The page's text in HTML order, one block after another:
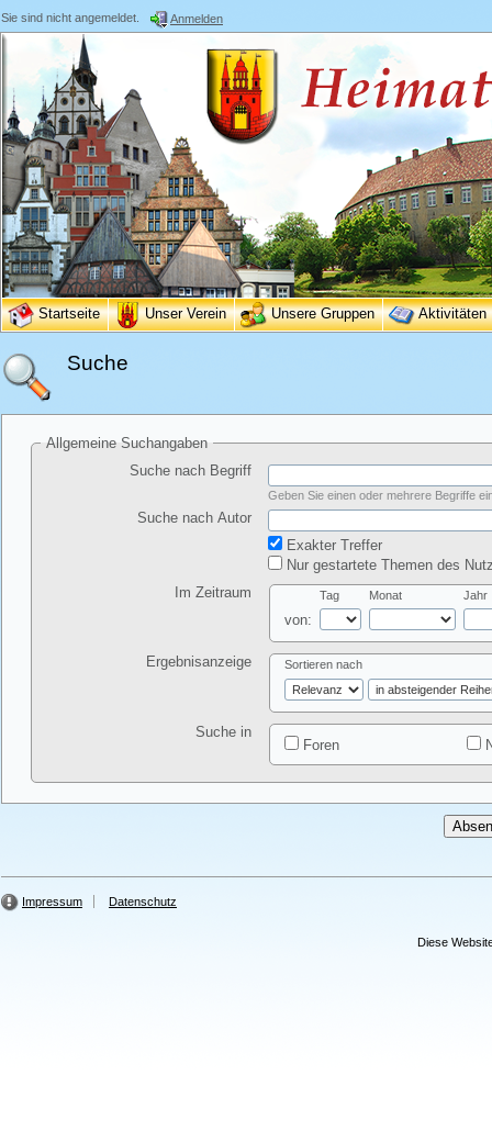
Sie sind nicht angemeldet. Anmelden
Startseite Unser Verein Unsere Gruppen Aktivitäten
Suche
Allgemeine Suchangaben
Suche nach Begriff
Geben Sie einen oder mehrere Begriffe
Suche nach Autor
Exakter Treffer
Nur gestartete Themen des
Im Zeitraum
von:
Tag Monat Jahr
Ergebnisanzeige Sortieren nach
Suche in
Foren
Impressum Datenschutz
Diese